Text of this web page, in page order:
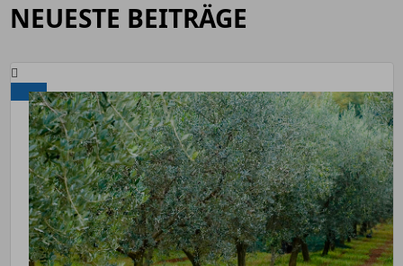
NEUESTE BEITRÄGE